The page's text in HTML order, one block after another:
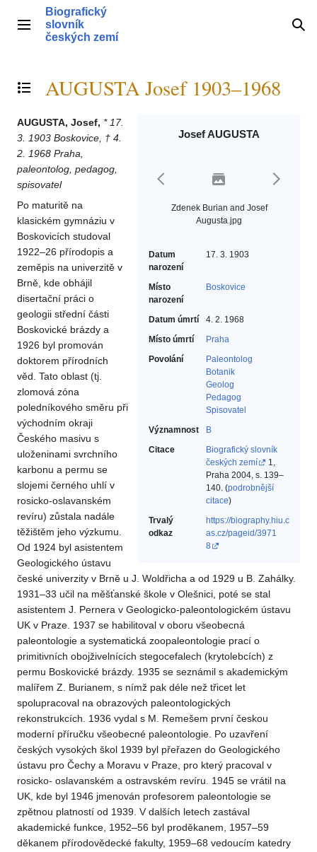
obsahHlavní menu
Biografický
slovník
českých zemí
Přepnout obsah
AUGUSTA Josef 1903–1968
Josef AUGUSTA
Zdenek Burian and Josef
Augusta.jpg
Datum
narození
17. 3. 1903
Místo
narození
Boskovice
Datum úmrtí
4. 2. 1968
Místo úmrtí
Praha
Povolání
Paleontolog‎
Botanik‎
Geolog‎
Pedagog‎
Spisovatel‎
Významnost
B
Citace
Biografický slovník
českých zemí
1,
Praha 2004, s. 139–
140. (podrobnější
citace)
Trvalý
odkaz
https://biography.hiu.c
as.cz/pageid/3971
8
AUGUSTA, Josef, * 17.
3. 1903 Boskovice, † 4.
2. 1968 Praha,
paleontolog, pedagog,
spisovatel
Po maturitě na
klasickém gymnáziu v
Boskovicích studoval
1922–26 přírodopis a
zeměpis na univerzitě v
Brně, kde obhájil
disertační práci o
geologii střední části
Boskovické brázdy a
1926 byl promován
doktorem přírodních
věd. Tato oblast (tj.
zlomová zóna
poledníkového směru při
východním okraji
Českého masivu s
uloženinami svrchního
karbonu a permu se
slojemi černého uhlí v
rosicko-oslavanském
revíru) zůstala nadále
těžištěm jeho výzkumu.
Od 1924 byl asistentem
Geologického ústavu
české univerzity v Brně u J. Woldřicha a od 1929 u B. Zahálky.
1931–33 učil na měšťanské škole v Olešnici, poté se stal
asistentem J. Pernera v Geologicko-paleontologickém ústavu
UK v Praze. 1937 se habilitoval v oboru všeobecná
paleontologie a systematická zoopaleontologie prací o
primitivních obojživelnících stegocefalech (krytolebcích) z
permu Boskovické brázdy. 1935 se seznámil s akademickým
malířem Z. Burianem, s nímž pak déle než třicet let
spolupracoval na obrazových paleontologických
rekonstrukcích. 1936 vydal s M. Remešem první českou
moderní příručku všeobecné paleontologie. Po uzavření
českých vysokých škol 1939 byl přeřazen do Geologického
ústavu pro Čechy a Moravu v Praze, pro který pracoval v
rosicko- oslavanském a ostravském revíru. 1945 se vrátil na
UK, kde byl 1946 jmenován profesorem paleontologie se
zpětnou platností od 1939. V dalších letech zastával
akademické funkce, 1952–56 byl proděkanem, 1957–59
děkanem přírodovědecké fakulty, 1959–68 vedoucím katedry